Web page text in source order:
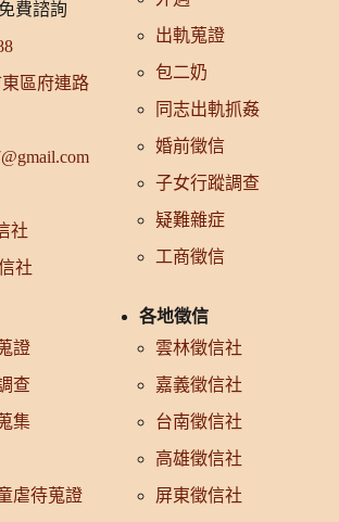
費諮詢
區府連路
社
社
出軌蒐證
包二奶
同志出軌抓姦
婚前徵信
子女行蹤調查
疑難雜症
工商徵信
證
查
集
虐待蒐證
各地徵信
雲林徵信社
嘉義徵信社
台南徵信社
高雄徵信社
屏東徵信社